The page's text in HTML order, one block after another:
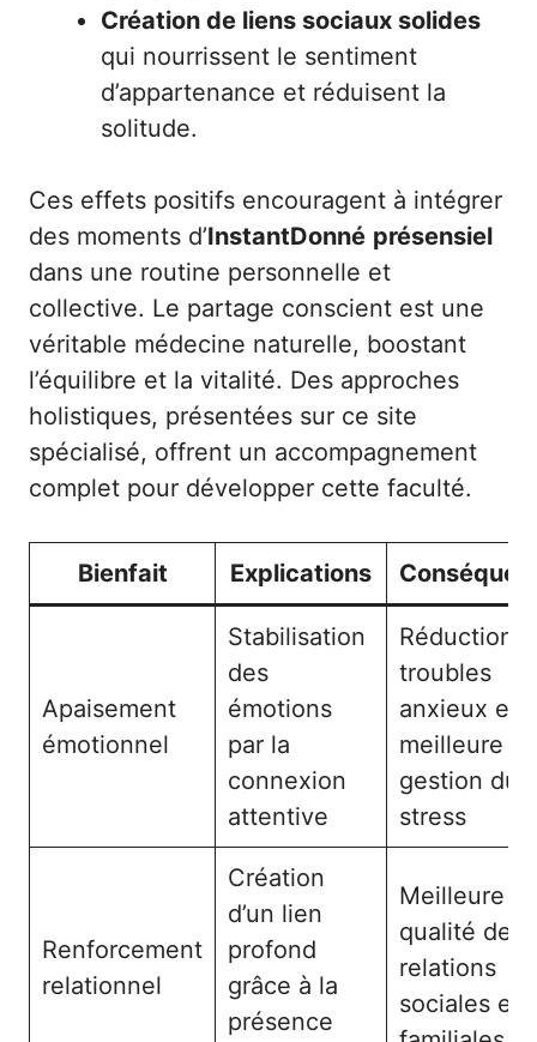
Création de liens sociaux solides
qui nourrissent le sentiment
d’appartenance et réduisent la
solitude.
Ces effets positifs encouragent à intégrer
des moments d’InstantDonné présensiel
dans une routine personnelle et
collective. Le partage conscient est une
véritable médecine naturelle, boostant
l’équilibre et la vitalité. Des approches
holistiques, présentées sur ce site
spécialisé, offrent un accompagnement
complet pour développer cette faculté.
Bienfait Explications
Apaisement
émotionnel
Stabilisation
des
émotions
par la
connexion
attentive
Réduction
troubles
anxieux et
meilleure
gestion du
stress
Renforcement
relationnel
Création
d’un lien
profond
grâce à la
présence
Meilleure
qualité des
relations
sociales et